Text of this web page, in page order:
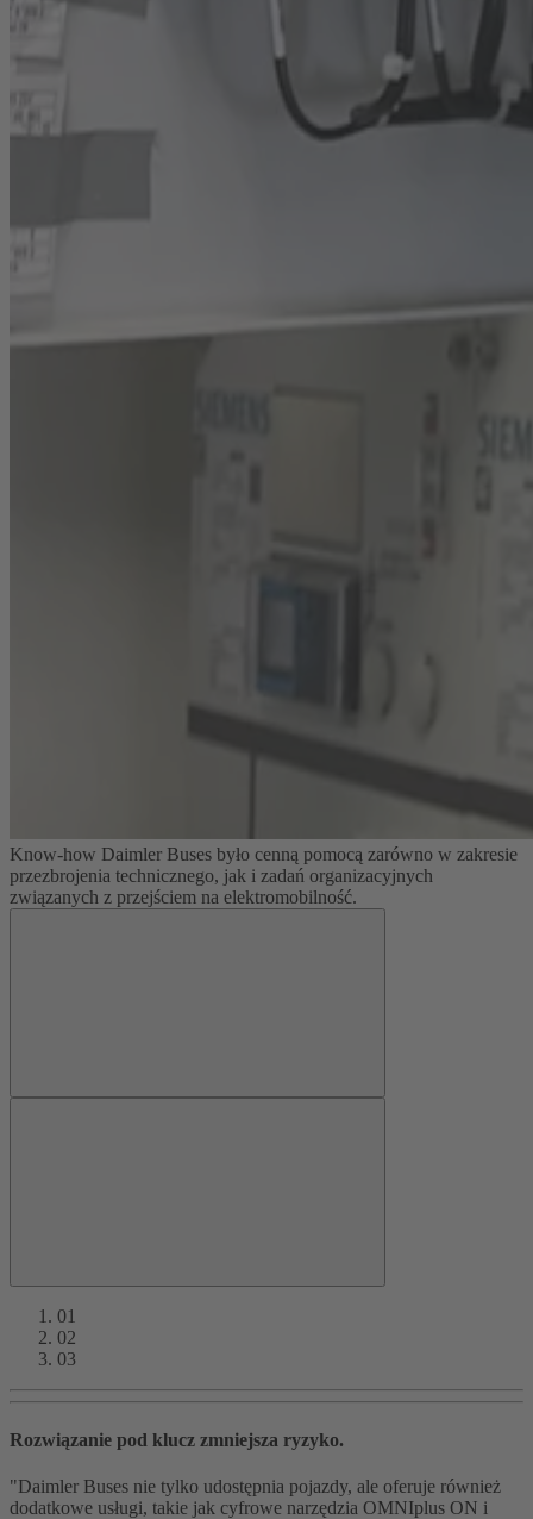
Know-how Daimler Buses było cenną pomocą zarówno w zakresie
przezbrojenia technicznego, jak i zadań organizacyjnych
związanych z przejściem na elektromobilność.
01
02
03
Rozwiązanie pod klucz zmniejsza ryzyko.
"Daimler Buses nie tylko udostępnia pojazdy, ale oferuje również
dodatkowe usługi, takie jak cyfrowe narzędzia OMNIplus ON i